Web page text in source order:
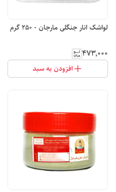
لواشک انار جنگلی مارجان - 250 گرم
۴۷۳٬۰۰۰
افزودن به سبد